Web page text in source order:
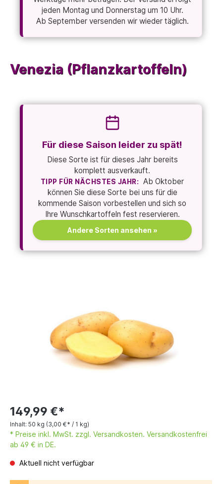
jeden Montag und Donnerstag um 10 Uhr.
Ab September versenden wir wieder täglich.
Venezia (Pflanzkartoffeln)
Für diese Saison leider zu spät!
Diese Sorte ist für dieses Jahr bereits
komplett ausverkauft.
TIPP FÜR NÄCHSTES JAHR:
Ab Oktober
können Sie diese Sorte bei uns für die
kommende Saison vorbestellen und sich so
Ihre Wunschkartoffeln fest reservieren.
Andere Sorten ansehen »
149,99 €*
Inhalt: 50 kg (3,00 €* / 1 kg)
* Preise inkl. MwSt. zzgl. Versandkosten. Versandkostenfrei
ab 49 € in DE.
Aktuell nicht verfügbar